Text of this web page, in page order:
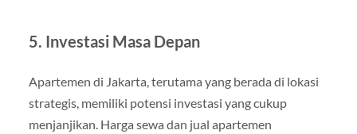
5. Investasi Masa Depan
Apartemen di Jakarta, terutama yang berada di lokasi
strategis, memiliki potensi investasi yang cukup
menjanjikan. Harga sewa dan jual apartemen